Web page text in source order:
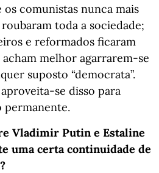
comunistas nunca mais
toda a sociedade;
e reformados ficaram
acham melhor agarrarem-se
suposto “democrata”.
se disso para
permanente.
Vladimir Putin e Estaline
uma certa continuidade de